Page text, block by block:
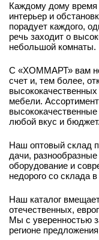
Каждому дому время
интерьер и
порадует каждого,
речь заходит о
небольшой комнаты.
С «ХОММАРТ» вам не
счет и, тем более,
мебели.
высококачественные
любой вкус и бюджет.
Наш оптовый склад
дачи,
оборудование и
недорого со склада
Наш каталог
отечественных,
Мы с уверенностью
регионе